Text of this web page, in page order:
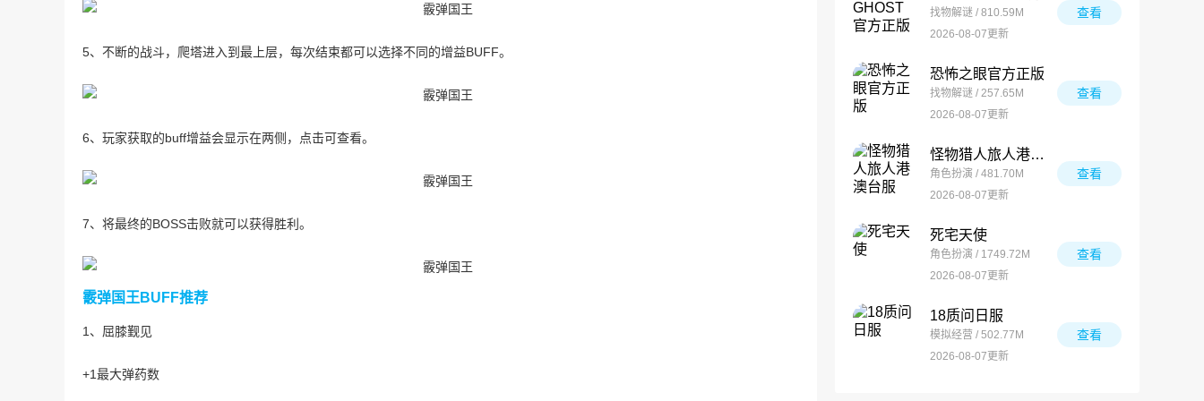
5、不断的战斗，爬塔进入到最上层，每次结束都可以选择不同的增益BUFF。
6、玩家获取的buff增益会显示在两侧，点击可查看。
7、将最终的BOSS击败就可以获得胜利。
霰弹国王BUFF推荐
1、屈膝觐见
+1最大弹药数
找物解谜 / 810.59M
2026-08-07更新
查看
恐怖之眼官方正版
找物解谜 / 257.65M
2026-08-07更新
查看
怪物猎人旅人港澳台服
角色扮演 / 481.70M
2026-08-07更新
查看
死宅天使
角色扮演 / 1749.72M
2026-08-07更新
查看
18质问日服
模拟经营 / 502.77M
2026-08-07更新
查看